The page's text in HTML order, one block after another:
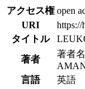
アクセス権 open
URI
https://
タイトル
著者
著者名
言語
英語